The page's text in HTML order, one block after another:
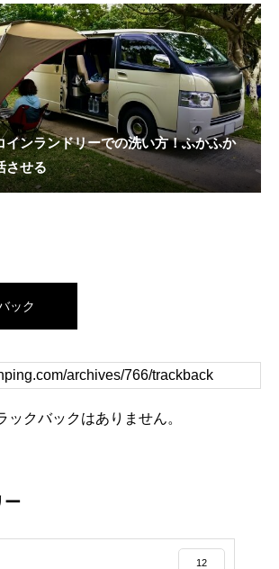
インランドリーでの洗い方！ふかふか
させる
ック
ックバックはありません。
ー
12